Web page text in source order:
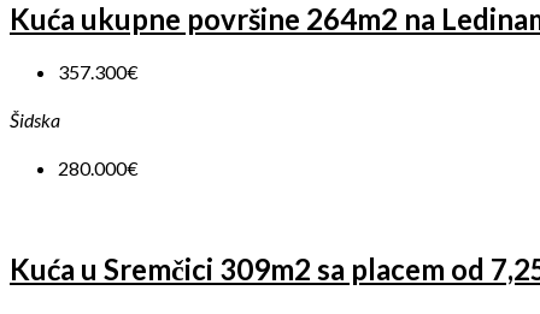
Kuća ukupne površine 264m2 na
357.300€
Šidska
280.000€
Kuća u Sremčici 309m2 sa placem od